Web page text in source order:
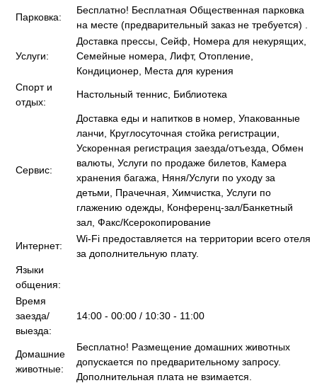
Парковка:
Бесплатно! Бесплатная Общественная парковка
на месте (предварительный заказ не требуется) .
Услуги:
Доставка прессы, Сейф, Номера для некурящих,
Семейные номера, Лифт, Отопление,
Кондиционер, Места для курения
Спорт и
отдых:
Настольный теннис, Библиотека
Сервис:
Доставка еды и напитков в номер, Упакованные
ланчи, Круглосуточная стойка регистрации,
Ускоренная регистрация заезда/отъезда, Обмен
валюты, Услуги по продаже билетов, Камера
хранения багажа, Няня/Услуги по уходу за
детьми, Прачечная, Химчистка, Услуги по
глажению одежды, Конференц-зал/Банкетный
зал, Факс/Ксерокопирование
Интернет:
Wi-Fi предоставляется на территории всего отеля
за дополнительную плату.
Языки
общения:
Время
заезда/
выезда:
14:00 - 00:00 / 10:30 - 11:00
Домашние
животные:
Бесплатно! Размещение домашних животных
допускается по предварительному запросу.
Дополнительная плата не взимается.